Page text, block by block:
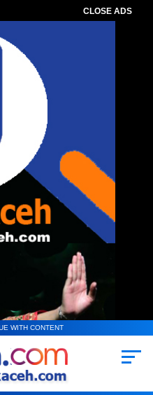
CLOSE ADS
WITH CONTENT